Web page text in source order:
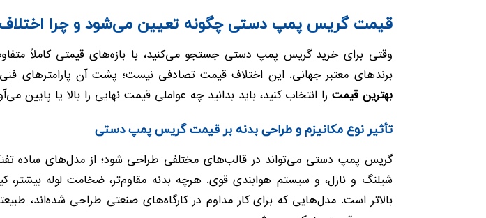
قیمت گریس پمپ دستی چگونه تعیین می‌شود و چرا
وقتی برای خرید گریس پمپ دستی جستجو می‌کنید، با بازه‌های قیمتی کاملاً
برندهای معتبر جهانی. این اختلاف قیمت تصادفی نیست؛ پشت آن پارامترهای
بهترین قیمت را انتخاب کنید، باید بدانید چه عواملی قیمت نهایی را بالا یا پایین
تأثیر نوع مکانیزم و طراحی بدنه بر قیمت گریس پمپ دستی
گریس پمپ دستی می‌تواند در قالب‌های مختلفی طراحی شود؛ از مدل‌های ساده
شیلنگ و نازل، و سیستم هوابندی قوی. هرچه بدنه مقاوم‌تر، ضخامت لوله بیشتر،
بالاتر است. مدل‌هایی که برای کار مداوم در کارگاه‌های صنعتی طراحی شده‌اند،